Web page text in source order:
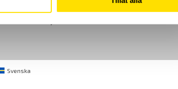
50 52 68 00
Svenska